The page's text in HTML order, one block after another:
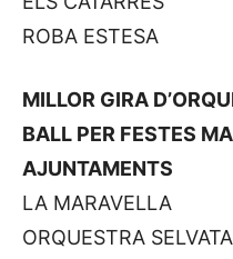
ROBA ESTESA
MILLOR GIRA
BALL PER FESTES
AJUNTAMENTS
LA MARAVELLA
ORQUESTRA